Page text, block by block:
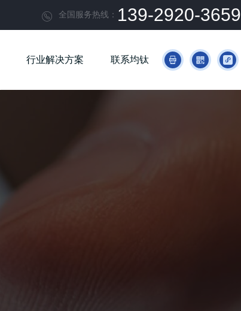
 全国服务热线： 139-2920-3659
行业解决方案 联系均钛   